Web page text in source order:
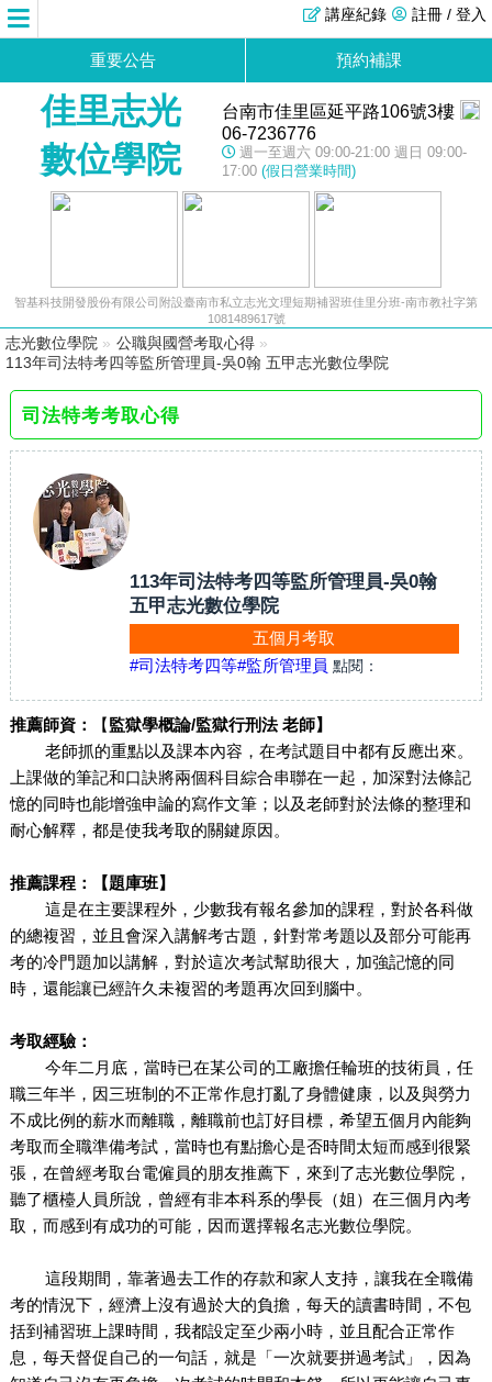
註冊 / 登入
講座紀錄
重要公告 預約補課
佳里志光
數位學院
台南市佳里區延平路106號3樓
06-7236776
週一至週六 09:00-21:00 週日 09:00-
17:00 (假日營業時間)
智基科技開發股份有限公司附設臺南市私立志光文理短期補習班佳里分班-南市教社字第
1081489617號
志光數位學院 » 公職與國營考取心得 »
113年司法特考四等監所管理員-吳0翰 五甲志光數位學院
司法特考考取心得
113年司法特考四等監所管理員-吳0翰
五甲志光數位學院
五個月考取
#司法特考四等#監所管理員 點閱：
推薦師資： 【 監獄學概論/監獄行刑法 老師】
老師抓的重點以及課本內容，在考試題目中都有反應出來。
上課做的筆記和口訣將兩個科目綜合串聯在一起，加深對法條記
憶的同時也能增強申論的寫作文筆；以及老師對於法條的整理和
耐心解釋，都是使我考取的關鍵原因。
推薦課程：【題庫班】
這是在主要課程外，少數我有報名參加的課程，對於各科做
的總複習，並且會深入講解考古題，針對常考題以及部分可能再
考的冷門題加以講解，對於這次考試幫助很大，加強記憶的同
時，還能讓已經許久未複習的考題再次回到腦中。
考取經驗：
今年二月底，當時已在某公司的工廠擔任輪班的技術員，任
職三年半，因三班制的不正常作息打亂了身體健康，以及與勞力
不成比例的薪水而離職，離職前也訂好目標，希望五個月內能夠
考取而全職準備考試，當時也有點擔心是否時間太短而感到很緊
張，在曾經考取台電僱員的朋友推薦下，來到了志光數位學院，
聽了櫃檯人員所說，曾經有非本科系的學長（姐）在三個月內考
取，而感到有成功的可能，因而選擇報名志光數位學院。
這段期間，靠著過去工作的存款和家人支持，讓我在全職備
考的情況下，經濟上沒有過於大的負擔，每天的讀書時間，不包
括到補習班上課時間，我都設定至少兩小時，並且配合正常作
息，每天督促自己的一句話，就是「一次就要拼過考試」，因為